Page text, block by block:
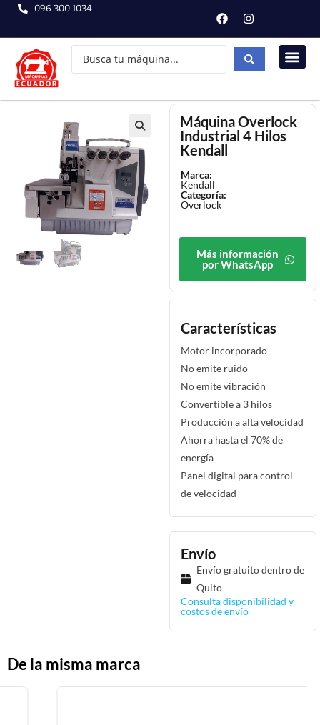
096 300 1034
Máquina Overlock
Industrial 4 Hilos
Kendall
Marca:
Kendall
Categoría:
Overlock
Más información
por WhatsApp
Características
Motor incorporado
No emite ruido
No emite vibración
Convertible a 3 hilos
Producción a alta velocidad
Ahorra hasta el 70% de
energía
Panel digital para control
de velocidad
Envío
Envío gratuito dentro de
Quito
Consulta disponibilidad y
costos de envío
De la misma marca